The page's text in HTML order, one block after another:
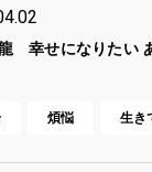
龍 幸せになりたい
煩悩 生き